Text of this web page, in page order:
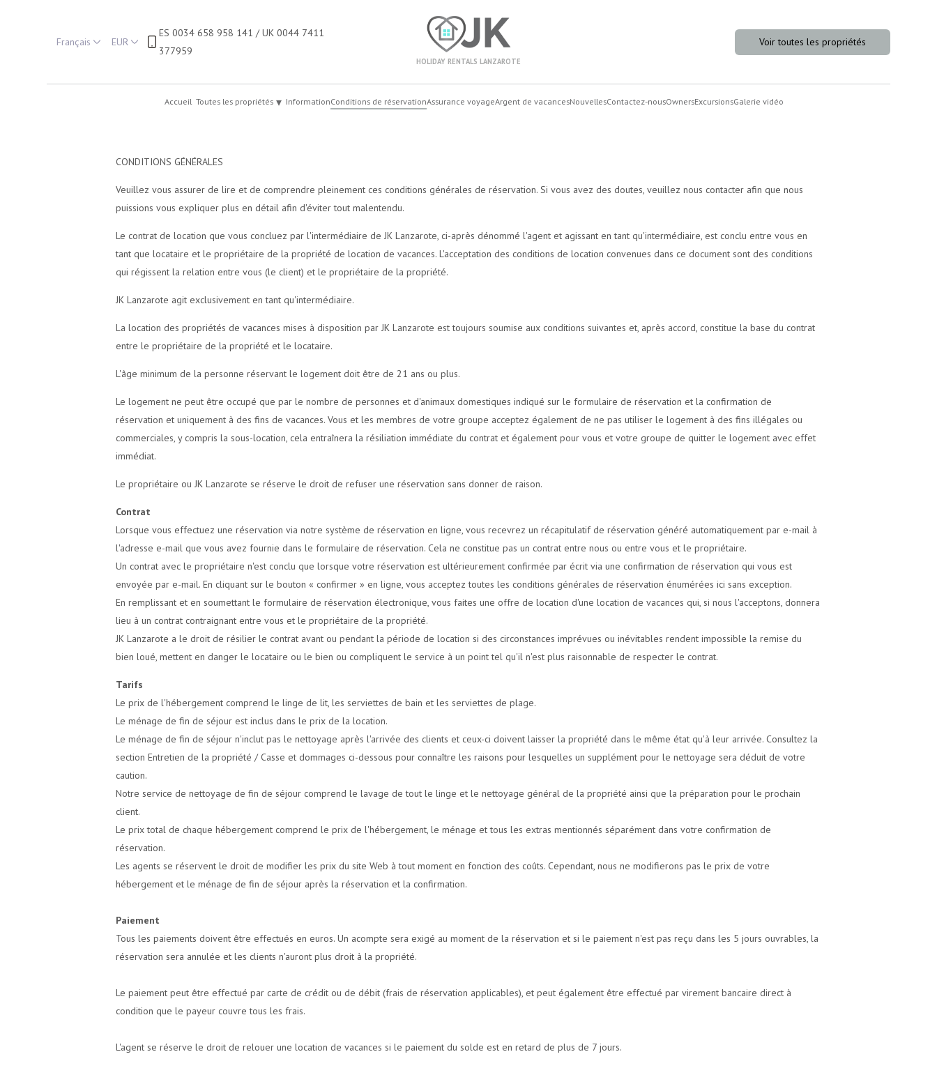
Français EUR
ES 0034 658 958 141 / UK 0044 7411
377959
HOLIDAY RENTALS LANZAROTE
Voir toutes les propriétés
Accueil Toutes les propriétés ▾ InformationConditions de réservationAssurance voyageArgent de vacancesNouvellesContactez-nousOwnersExcursionsGalerie vidéo
CONDITIONS GÉNÉRALES
Veuillez vous assurer de lire et de comprendre pleinement ces conditions générales de réservation. Si vous avez des doutes, veuillez nous contacter afin que nous
puissions vous expliquer plus en détail afin d'éviter tout malentendu.
Le contrat de location que vous concluez par l'intermédiaire de JK Lanzarote, ci-après dénommé l'agent et agissant en tant qu'intermédiaire, est conclu entre vous en
tant que locataire et le propriétaire de la propriété de location de vacances. L'acceptation des conditions de location convenues dans ce document sont des conditions
qui régissent la relation entre vous (le client) et le propriétaire de la propriété.
JK Lanzarote agit exclusivement en tant qu'intermédiaire.
La location des propriétés de vacances mises à disposition par JK Lanzarote est toujours soumise aux conditions suivantes et, après accord, constitue la base du contrat
entre le propriétaire de la propriété et le locataire.
L'âge minimum de la personne réservant le logement doit être de 21 ans ou plus.
Le logement ne peut être occupé que par le nombre de personnes et d'animaux domestiques indiqué sur le formulaire de réservation et la confirmation de
réservation et uniquement à des fins de vacances. Vous et les membres de votre groupe acceptez également de ne pas utiliser le logement à des fins illégales ou
commerciales, y compris la sous-location, cela entraînera la résiliation immédiate du contrat et également pour vous et votre groupe de quitter le logement avec effet
immédiat.
Le propriétaire ou JK Lanzarote se réserve le droit de refuser une réservation sans donner de raison.
Contrat
Lorsque vous effectuez une réservation via notre système de réservation en ligne, vous recevrez un récapitulatif de réservation généré automatiquement par e-mail à
l'adresse e-mail que vous avez fournie dans le formulaire de réservation. Cela ne constitue pas un contrat entre nous ou entre vous et le propriétaire.
Un contrat avec le propriétaire n'est conclu que lorsque votre réservation est ultérieurement confirmée par écrit via une confirmation de réservation qui vous est
envoyée par e-mail. En cliquant sur le bouton « confirmer » en ligne, vous acceptez toutes les conditions générales de réservation énumérées ici sans exception.
En remplissant et en soumettant le formulaire de réservation électronique, vous faites une offre de location d'une location de vacances qui, si nous l'acceptons, donnera
lieu à un contrat contraignant entre vous et le propriétaire de la propriété.
JK Lanzarote a le droit de résilier le contrat avant ou pendant la période de location si des circonstances imprévues ou inévitables rendent impossible la remise du
bien loué, mettent en danger le locataire ou le bien ou compliquent le service à un point tel qu'il n'est plus raisonnable de respecter le contrat.
Tarifs
Le prix de l'hébergement comprend le linge de lit, les serviettes de bain et les serviettes de plage.
Le ménage de fin de séjour est inclus dans le prix de la location.
Le ménage de fin de séjour n'inclut pas le nettoyage après l'arrivée des clients et ceux-ci doivent laisser la propriété dans le même état qu'à leur arrivée. Consultez la
section Entretien de la propriété / Casse et dommages ci-dessous pour connaître les raisons pour lesquelles un supplément pour le nettoyage sera déduit de votre
caution.
Notre service de nettoyage de fin de séjour comprend le lavage de tout le linge et le nettoyage général de la propriété ainsi que la préparation pour le prochain
client.
Le prix total de chaque hébergement comprend le prix de l'hébergement, le ménage et tous les extras mentionnés séparément dans votre confirmation de
réservation.
Les agents se réservent le droit de modifier les prix du site Web à tout moment en fonction des coûts. Cependant, nous ne modifierons pas le prix de votre
hébergement et le ménage de fin de séjour après la réservation et la confirmation.
Paiement
Tous les paiements doivent être effectués en euros. Un acompte sera exigé au moment de la réservation et si le paiement n'est pas reçu dans les 5 jours ouvrables, la
réservation sera annulée et les clients n'auront plus droit à la propriété.
Le paiement peut être effectué par carte de crédit ou de débit (frais de réservation applicables), et peut également être effectué par virement bancaire direct à
condition que le payeur couvre tous les frais.
L'agent se réserve le droit de relouer une location de vacances si le paiement du solde est en retard de plus de 7 jours.